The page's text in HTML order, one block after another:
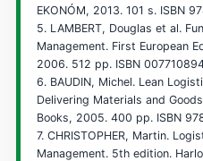
EKONÓM, 2013. 101 s. ISBN
5. LAMBERT, Douglas et al.
Management. First European
2006. 512 pp. ISBN
6. BAUDIN, Michel. Lean
Delivering Materials and
Books, 2005. 400 pp. ISBN
7. CHRISTOPHER, Martin.
Management. 5th edition.